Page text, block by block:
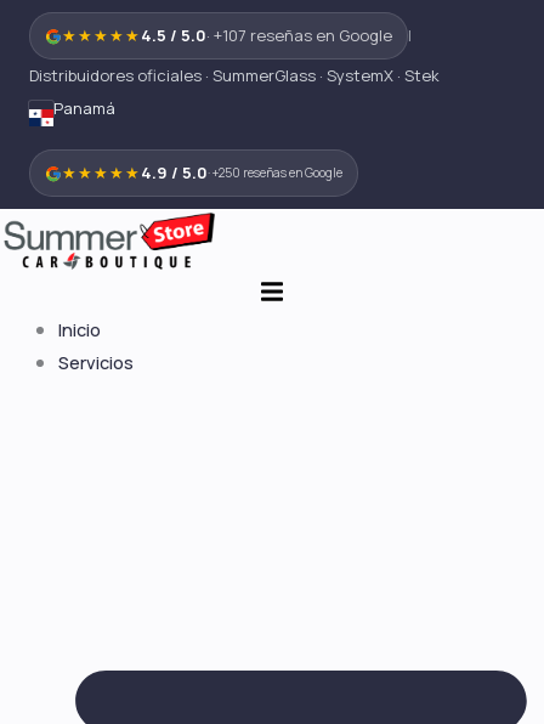
contenido
★★★★★4.5 / 5.0· +107 reseñas en Google
|
Distribuidores oficiales · SummerGlass · SystemX · Stek
Panamá
★★★★★4.9 / 5.0· +250 reseñas en Google
Inicio
Servicios